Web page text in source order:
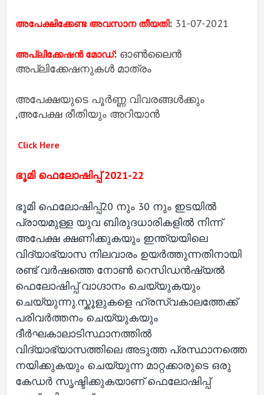
അപേക്ഷിക്കേണ്ട അവസാന തീയതി: 31-07-2021
അപ്ലിക്കേഷൻ മോഡ്: ഓൺലൈൻ
അപ്ലിക്കേഷനുകൾ മാത്രം
അപേക്ഷയുടെ പൂർണ്ണ വിവരങ്ങൾക്കും
,അപേക്ഷ രീതിയും അറിയാൻ
Click Here
ഭൂമി ഫെലോഷിപ്പ് 2021-22
ഭൂമി ഫെലോഷിപ്പ്20 നും 30 നും ഇടയിൽ
പ്രായമുള്ള യുവ ബിരുദധാരികളിൽ നിന്ന്
അപേക്ഷ ക്ഷണിക്കുകയും ഇന്ത്യയിലെ
വിദ്യാഭ്യാസ നിലവാരം ഉയർത്തുന്നതിനായി
രണ്ട് വർഷത്തെ നോൺ റെസിഡൻഷ്യൽ
ഫെലോഷിപ്പ് വാഗ്ദാനം ചെയ്യുകയും
ചെയ്യുന്നു.സ്കൂളുകളെ ഹ്രസ്വകാലത്തേക്ക്
പരിവർത്തനം ചെയ്യുകയും
ദീർഘകാലാടിസ്ഥാനത്തിൽ
വിദ്യാഭ്യാസത്തിലെ അടുത്ത പ്രസ്ഥാനത്തെ
നയിക്കുകയും ചെയ്യുന്ന മാറ്റക്കാരുടെ ഒരു
കേഡർ സൃഷ്ടിക്കുകയാണ് ഫെലോഷിപ്പ്